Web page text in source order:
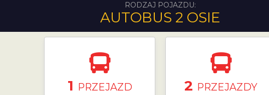
RODZAJ POJAZDU:
AUTOBUS 2 OSIE
1 PRZEJAZD 2 PRZEJAZDY